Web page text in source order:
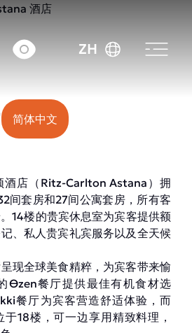
ZH
117000 tenge.
简体中文
酒店（Ritz-Carlton Astana）拥
间套房和27间公寓套房，所有客
14楼的贵宾休息室为宾客提供额
、私人贵宾礼宾服务以及全天候
现全球美食精粹，为宾客带来愉
Өzen餐厅提供最佳有机食材选
餐厅为宾客营造舒适体验，而
18楼，可一边享用精致料理，